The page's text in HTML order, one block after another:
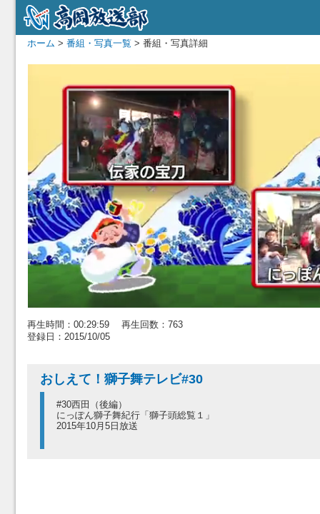
ホーム > 番組・写真一覧 > 番組・写真詳細
再生時間：00:29:59 再生回数：763
登録日：2015/10/05
おしえて！獅子舞テレビ#30
#30西田（後編）
にっぽん獅子舞紀行「獅子頭総覧１」
2015年10月5日放送